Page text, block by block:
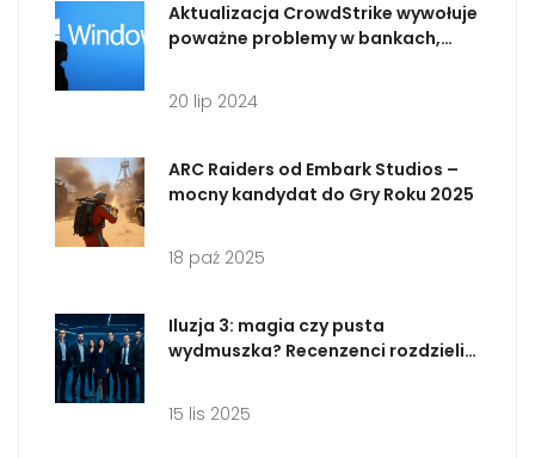
Aktualizacja CrowdStrike wywołuje
poważne problemy w bankach,
telekomunikacji, mediach i na
lotniskach: Windows pokazuje
20 lip 2024
ARC Raiders od Embark Studios –
mocny kandydat do Gry Roku 2025
18 paź 2025
Iluzja 3: magia czy pusta
wydmuszka? Recenzenci rozdzielili
15 lis 2025